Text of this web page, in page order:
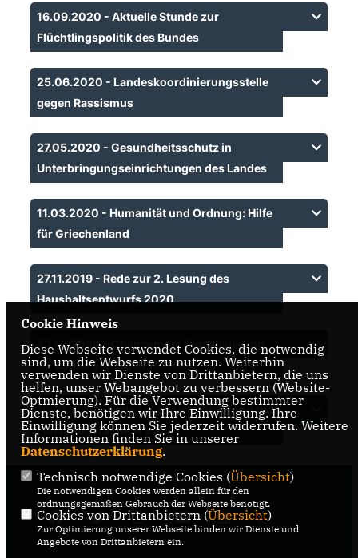
16.09.2020 - Aktuelle Stunde zur
Flüchtlingspolitik des Bundes
25.06.2020 - Landeskoordinierungsstelle
gegen Rassismus
27.05.2020 - Gesundheitsschutz in
Unterbringungseinrichtungen des Landes
11.03.2020 - Humanität und Ordnung: Hilfe
für Griechenland
27.11.2019 - Rede zur 2. Lesung des
Haushaltsentwurfs 2020
23.01.2020 - Chancen der Digitalisierung
für Einbürgerungen nutzen
10.10.2019 - Rede zur Projektförderung des
Flüchtlingsrat NRW e.V.
Cookie Hinweis
Diese Webseite verwendet Cookies, die notwendig
sind, um die Webseite zu nutzen. Weiterhin
verwenden wir Dienste von Drittanbietern, die uns
helfen, unser Webangebot zu verbessern (Website-
Optmierung). Für die Verwendung bestimmter
Dienste, benötigen wir Ihre Einwilligung. Ihre
Einwilligung können Sie jederzeit widerrufen. Weitere
Informationen finden Sie in unserer
Datenschutzerklärung.
Technisch notwendige Cookies (Übersicht)
Die notwendigen Cookies werden allein für den
ordnungsgemäßen Gebrauch der Webseite benötigt.
Cookies von Drittanbietern (Übersicht)
Zur Optimierung unserer Webseite binden wir Dienste und
Angebote von Drittanbietern ein.